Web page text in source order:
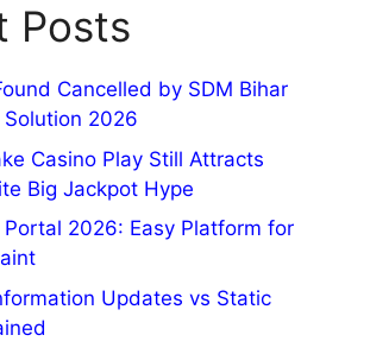
Posts
Cancelled by SDM Bihar
2026
Casino Play Still Attracts
Big Jackpot Hype
Portal 2026: Easy Platform for
Updates vs Static